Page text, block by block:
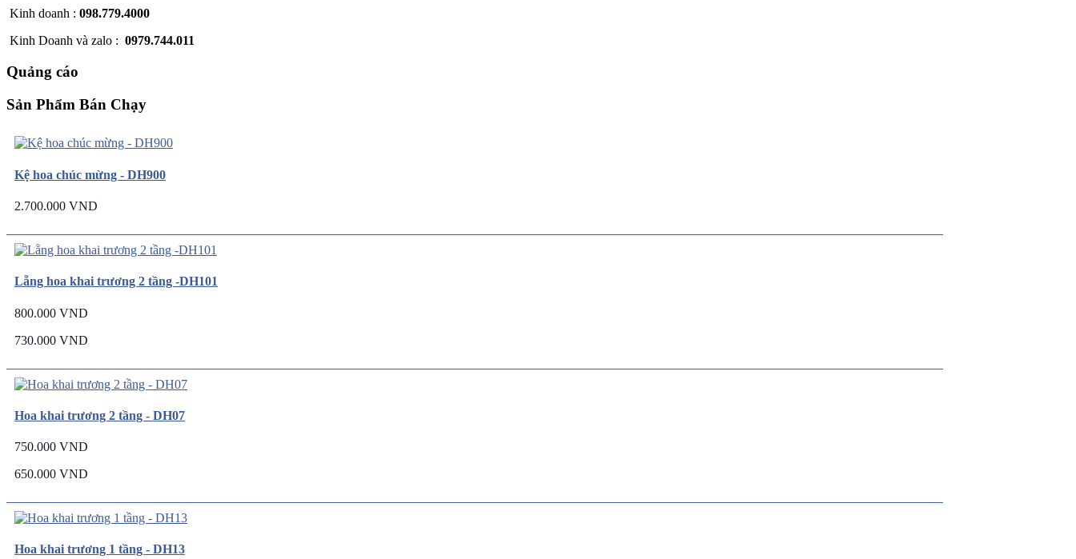
Kinh doanh : 098.779.4000
Kinh Doanh và zalo : 0979.744.011
Quảng cáo
Sản Phẩm Bán Chạy
Kệ hoa chúc mừng - DH900
2.700.000 VND
Lẵng hoa khai trương 2 tầng -DH101
800.000 VND
730.000 VND
Hoa khai trương 2 tầng - DH07
750.000 VND
650.000 VND
Hoa khai trương 1 tầng - DH13